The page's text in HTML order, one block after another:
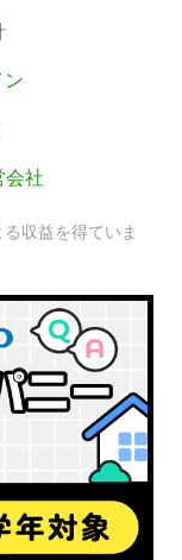
ン
会社
収益を得ていま